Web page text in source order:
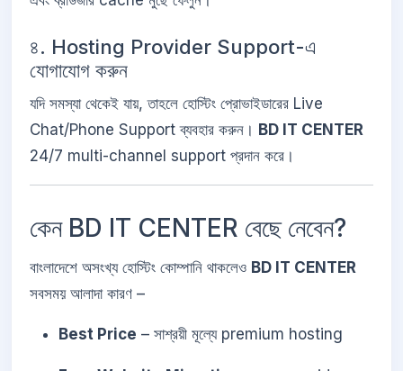
৪. Hosting Provider Support-এ
যোগাযোগ করুন
যদি সমস্যা থেকেই যায়, তাহলে হোস্টিং প্রোভাইডারের Live
Chat/Phone Support ব্যবহার করুন। BD IT CENTER
24/7 multi-channel support প্রদান করে।
কেন BD IT CENTER বেছে নেবেন?
বাংলাদেশে অসংখ্য হোস্টিং কোম্পানি থাকলেও BD IT CENTER
সবসময় আলাদা কারণ –
Best Price – সাশ্রয়ী মূল্যে premium hosting